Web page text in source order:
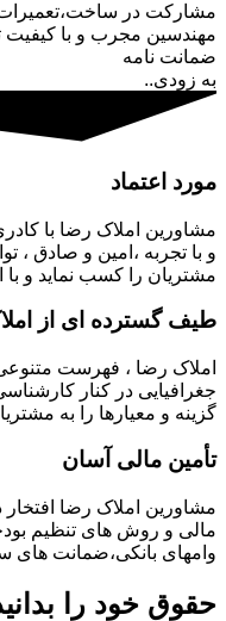
مشارکت در
مهندسین مجرب و با کیفیت
ضمانت نامه
به زودی..
مورد اعتماد
مشاورین املاک رضا با
و با تجربه ،امین و صادق ،
مشتریان را کسب نماید و با
طیف گسترده ای از
املاک رضا ، فهرست
جغرافیایی در کنار
گزینه و معیارها را به
تأمین مالی آسان
مشاورین املاک رضا افتخار
مالی و روش های تنظیم
وامهای بانکی،ضمانت های
حقوق خود را